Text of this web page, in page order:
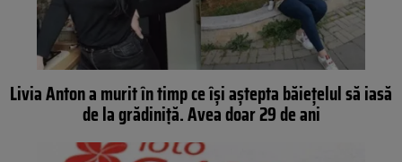
Livia Anton a murit în timp ce își aștepta băiețelul să iasă
de la grădiniță. Avea doar 29 de ani